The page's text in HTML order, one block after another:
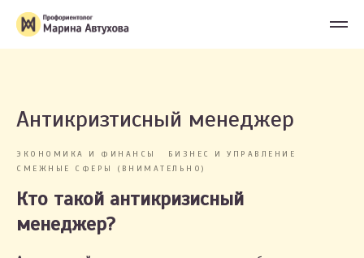
Антикризтисный менеджер
ЭКОНОМИКА И ФИНАНСЫ
БИЗНЕС И УПРАВЛЕНИЕ
СМЕЖНЫЕ СФЕРЫ (ВНИМАТЕЛЬНО)
Кто такой антикризисный
менеджер?